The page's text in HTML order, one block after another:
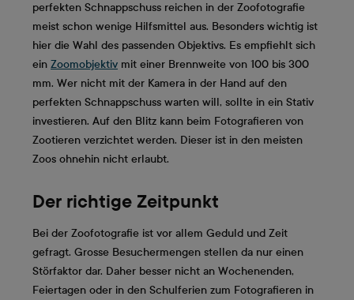
perfekten Schnappschuss reichen in der Zoofotografie
meist schon wenige Hilfsmittel aus. Besonders wichtig ist
hier die Wahl des passenden Objektivs. Es empfiehlt sich
ein Zoomobjektiv mit einer Brennweite von 100 bis 300
mm. Wer nicht mit der Kamera in der Hand auf den
perfekten Schnappschuss warten will, sollte in ein Stativ
investieren. Auf den Blitz kann beim Fotografieren von
Zootieren verzichtet werden. Dieser ist in den meisten
Zoos ohnehin nicht erlaubt.
Der richtige Zeitpunkt
Bei der Zoofotografie ist vor allem Geduld und Zeit
gefragt. Grosse Besuchermengen stellen da nur einen
Störfaktor dar. Daher besser nicht an Wochenenden,
Feiertagen oder in den Schulferien zum Fotografieren in